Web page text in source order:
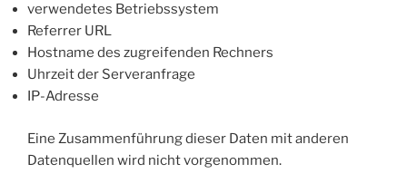
verwendetes Betriebssystem
Referrer URL
Hostname des zugreifenden Rechners
Uhrzeit der Serveranfrage
IP-Adresse
Eine Zusammenführung dieser Daten mit anderen
Datenquellen wird nicht vorgenommen.